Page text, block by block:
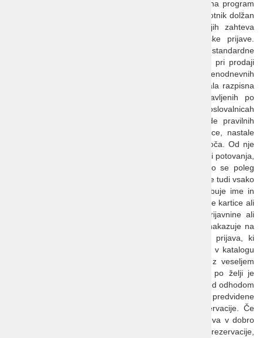
potnikovem turističnem aranžmaju ali pa se sklicuje na program
aranžmaja, kjer so ti podatki navedeni. Ob prijavi je potnik dolžan
navesti vse podatke in predložiti dokumente, ki jih zahteva
program potovanja, ter plačati prijavnino in stroške prijave.
Abctour d.o.o. za svoje storitve zaračunava naročniku standardne
rezervacijske stroške in stroške za sestavo ponudbe pri prodaji
turističnih aranžmajev v višini 0 EUR na prijavnico pri enodnevnih
potovanjih in 14 EUR na prijavnico (voucher) za ostala razpisna
potovanja, oziroma 25 EUR pri potovanjih, pripravljenih po
naročilu, kar je objavljeno na vidnem mestu v poslovalnicah
Abctour. V primeru, da potnik ob prijavi ne navede pravilnih
podatkov, je odgovoren za vse stroške oz. posledice, nastale
zaradi napačnih podatkov. Prijava potnika je zavezujoča. Od nje
lahko odstopi le v skladu z določili o potnikovi odpovedi potovanja,
navedenih v Splošnih pogojih. Za zavezujočo prijavo se poleg
izrecne pisne prijave oziroma podpisane pogodbe šteje tudi vsako
naročilo, posredovano v ustni ali pisni obliki, ki vsebuje ime in
priimek potnika in ostalih udeležencev, številko kreditne kartice ali
identifikacijo drugega plačilnega sredstva, plačilo prijavnine ali
njenega dela, plačilo stroškov prijave ali dejanje, ki nakazuje na
to, da je potnik posredoval zavezujočo prijavo ali prijava, ki
vsebuje katerega koli izmed navedenih podatkov. Če v katalogu
ne najdete želenega kraja ali objekta, vam bomo z veseljem
posredovali rezervacijo po vaši želji. Pri rezervaciji po želji je
potrebno položiti 30 EUR (za rezervacijo do 20 dni pred odhodom
30%,10 dni pred odhodom pa celotni znesek predvidene
vrednosti aranžmaja) kot garancijo za izvedbo rezervacije. Če
stranka rezervacijo potrdi, se vplačan znesek upošteva v dobro
pri dokončnem plačilu, če pa si premisli in ne potrdi rezervacije,